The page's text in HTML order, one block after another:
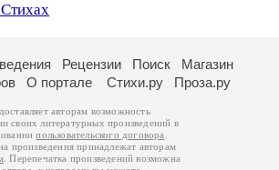
Рецензии Поиск
Магазин
О портале Стихи.ру Проза.ру
авторам возможность
своих литературных произведений в
пользовательского договора
произведения принадлежат авторам
. Перепечатка произведений возможна